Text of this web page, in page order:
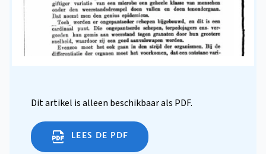
Dit artikel is alleen beschikbaar als PDF.
LEES DE PDF